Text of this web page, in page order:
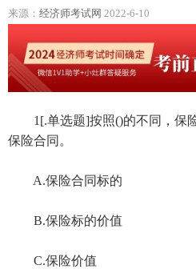
来源： 经济师考试网 2022-6-10
1[.单选题]按照()的不同，保
保险合同。
A.保险合同标的
B.保险标的价值
C.保险价值